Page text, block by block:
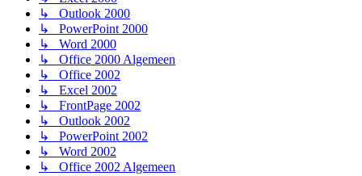
↳ Outlook 2000
↳ PowerPoint 2000
↳ Word 2000
↳ Office 2000 Algemeen
↳ Office 2002
↳ Excel 2002
↳ FrontPage 2002
↳ Outlook 2002
↳ PowerPoint 2002
↳ Word 2002
↳ Office 2002 Algemeen